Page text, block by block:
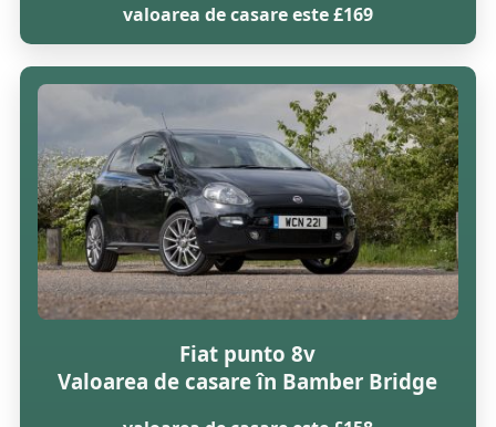
valoarea de casare este £169
Fiat punto 8v
Valoarea de casare în Bamber Bridge